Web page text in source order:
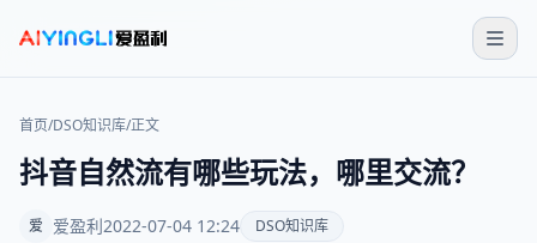
首页/DSO知识库/正文
抖音自然流有哪些玩法，哪里交流？
爱 爱盈利2022-07-04 12:24 DSO知识库